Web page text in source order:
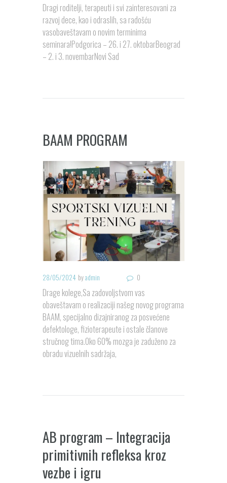
Dragi roditelji, terapeuti i svi zainteresovani za
razvoj dece, kao i odraslih, sa radošću
vasobaveštavam o novim terminima
seminara!Podgorica – 26. i 27. oktobarBeograd
– 2. i 3. novembarNovi Sad
BAAM PROGRAM
28/05/2024 byadmin 0
Drage kolege,Sa zadovoljstvom vas
obaveštavam o realizaciji našeg novog programa
BAAM, specijalno dizajniranog za posvećene
defektologe, fizioterapeute i ostale članove
stručnog tima.Oko 60% mozga je zaduženo za
obradu vizuelnih sadržaja,
AB program – Integracija
primitivnih refleksa kroz
vezbe i igru